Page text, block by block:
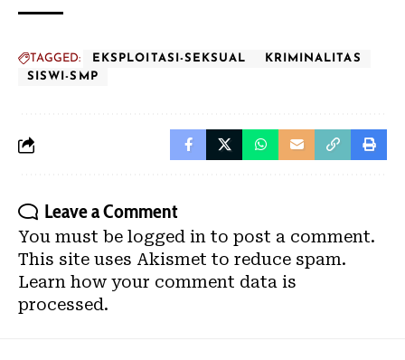
TAGGED: EKSPLOITASI-SEKSUAL
KRIMINALITAS
SISWI-SMP
Leave a Comment
You must be logged in to post a comment.
This site uses Akismet to reduce spam.
Learn how your comment data is
processed.